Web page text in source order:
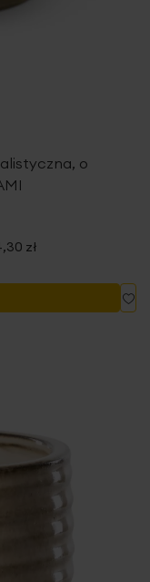
o
zł